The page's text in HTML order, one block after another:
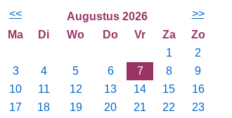
<< Augustus 2026
>>
Ma
Di Wo Do Vr Za
Zo
1
2
3
4 5 6 7 8
9
10
11 12 13 14 15
16
17
18 19 20 21 22
23